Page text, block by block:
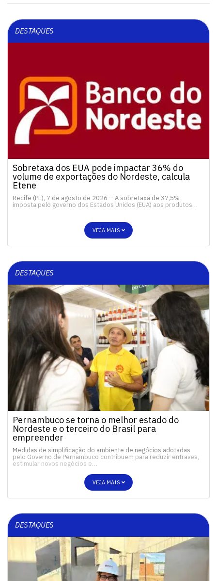
DESTAQUES
Sobretaxa dos EUA pode impactar 36% do
volume de exportações do Nordeste, calcula
Etene
Recife (PE), 7 de agosto de 2026 – A sobretaxa de 37,5%
imposta pelo governo dos Estados Unidos (EUA) aos produtos…
VEJA MAIS
DESTAQUES
Pernambuco se torna o melhor estado do
Nordeste e o terceiro do Brasil para
empreender
Medidas de simplificação do ambiente de negócios adotadas
pelo Governo de Pernambuco contribuem para reduzir entraves,
estimular novos negócios e…
VEJA MAIS
DESTAQUES